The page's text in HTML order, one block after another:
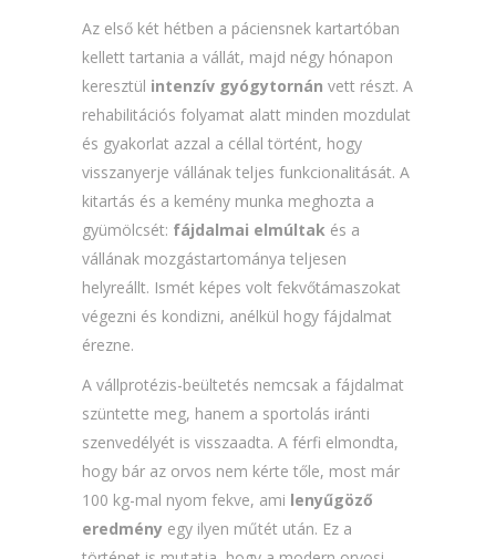
Az első két hétben a páciensnek kartartóban
kellett tartania a vállát, majd négy hónapon
keresztül intenzív gyógytornán vett részt. A
rehabilitációs folyamat alatt minden mozdulat
és gyakorlat azzal a céllal történt, hogy
visszanyerje vállának teljes funkcionalitását. A
kitartás és a kemény munka meghozta a
gyümölcsét: fájdalmai elmúltak és a
vállának mozgástartománya teljesen
helyreállt. Ismét képes volt fekvőtámaszokat
végezni és kondizni, anélkül hogy fájdalmat
érezne.
A vállprotézis-beültetés nemcsak a fájdalmat
szüntette meg, hanem a sportolás iránti
szenvedélyét is visszaadta. A férfi elmondta,
hogy bár az orvos nem kérte tőle, most már
100 kg-mal nyom fekve, ami lenyűgöző
eredmény egy ilyen műtét után. Ez a